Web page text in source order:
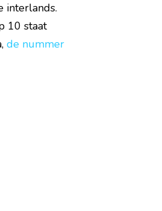
interlands.
10 staat
de nummer